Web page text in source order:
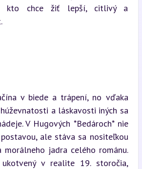
kto chce žiť lepší, citlivý a
v biede a trápení, no vďaka
a láskavosti iných sa
V Hugových *Bedároch* nie
ale stáva sa nositeľkou
morálneho jadra celého románu.
v realite 19. storočia,